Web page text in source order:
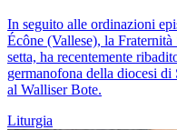
In seguito alle ordinazioni
Écône (Vallese), la
setta, ha recentemente
germanofona della diocesi
al Walliser Bote.
Liturgia